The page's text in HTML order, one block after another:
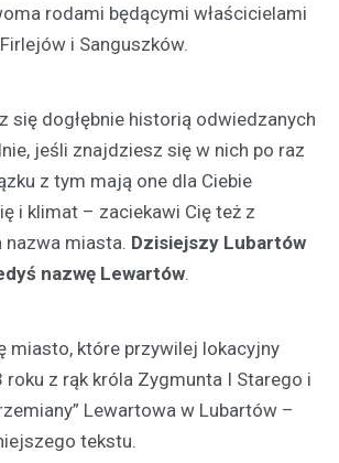
rodami będącymi właścicielami
i Sanguszków.
się dogłębnie historią odwiedzanych
jeśli znajdziesz się w nich po raz
z tym mają one dla Ciebie
i klimat – zaciekawi Cię też z
nazwa miasta. Dzisiejszy Lubartów
nazwę Lewartów.
miasto, które przywilej lokacyjny
roku z rąk króla Zygmunta I Starego i
Lewartowa w Lubartów –
tekstu.